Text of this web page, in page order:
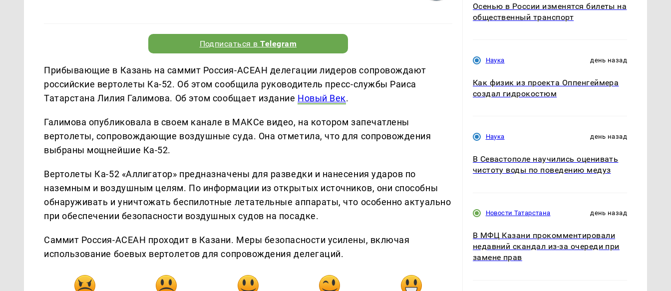
Подписаться вTelegram
Прибывающие в Казань на саммит Россия-АСЕАН делегации лидеров сопровождают
российские вертолеты Ка-52. Об этом сообщила руководитель пресс-службы Раиса
Татарстана Лилия Галимова. Об этом сообщает издание Новый Век.
Галимова опубликовала в своем канале в МАКСе видео, на котором запечатлены
вертолеты, сопровождающие воздушные суда. Она отметила, что для сопровождения
выбраны мощнейшие Ка-52.
Вертолеты Ка-52 «Аллигатор» предназначены для разведки и нанесения ударов по
наземным и воздушным целям. По информации из открытых источников, они способны
обнаруживать и уничтожать беспилотные летательные аппараты, что особенно актуально
при обеспечении безопасности воздушных судов на посадке.
Саммит Россия-АСЕАН проходит в Казани. Меры безопасности усилены, включая
использование боевых вертолетов для сопровождения делегаций.
Осенью в России изменятся билеты на
общественный транспорт
Наука день назад
Как физик из проекта Оппенгеймера
создал гидрокостюм
Наука день назад
В Севастополе научились оценивать
чистоту воды по поведению медуз
Новости Татарстана день назад
В МФЦ Казани прокомментировали
недавний скандал из-за очереди при
замене прав